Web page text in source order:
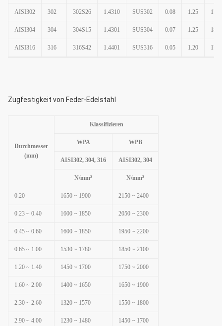
AISI302 302 302S26 1.4310 SUS302 0.08 1.25 17.5
AISI304 304 304S15 1.4301 SUS304 0.07 1.25 18.1
AISI316 316 316S42 1.4401 SUS316 0.05 1.20 17.6
Zugfestigkeit von Feder-Edelstahl
Durchmesser
(mm)
Klassifizieren
WPA WPB
AISI302, 304, 316 AISI302, 304
N/mm² N/mm²
0.20 1650 ~ 1900 2150 ~ 2400
0.23 ~ 0.40 1600 ~ 1850 2050 ~ 2300
0.45 ~ 0.60 1600 ~ 1850 1950 ~ 2200
0.65 ~ 1.00 1530 ~ 1780 1850 ~ 2100
1.20 ~ 1.40 1450 ~ 1700 1750 ~ 2000
1.60 ~ 2.00 1400 ~ 1650 1650 ~ 1900
2.30 ~ 2.60 1320 ~ 1570 1550 ~ 1800
2.90 ~ 4.00 1230 ~ 1480 1450 ~ 1700